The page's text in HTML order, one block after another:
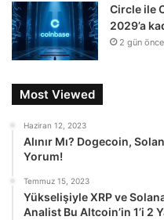
Circle ile
2029’a
2 gün önce
Most Viewed
Haziran 12, 2023
Alınır Mı? Dogecoin,
Yorum!
Temmuz 15, 2023
Yükselişiyle XRP ve
Analist Bu Altcoin’in 1’i 2